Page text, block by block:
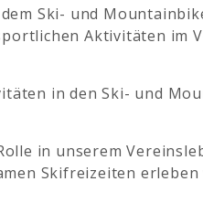
Ski- und
Aktivitäten im
in den Ski- und
in unserem
Skifreizeiten